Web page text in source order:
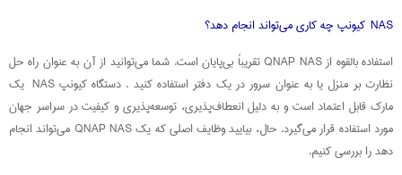
NAS کیونپ چه کاری می‌تواند انجام دهد؟
استفاده بالقوه از QNAP NAS تقریباً بی‌پایان است. شما می‌توانید از آن به عنوان راه حل
نظارت بر منزل یا به عنوان سرور در یک دفتر استفاده کنید . دستگاه کیونپ NAS یک
مارک قابل اعتماد است و به دلیل انعطاف‌پذیری، توسعه‌پذیری و کیفیت در سراسر جهان
مورد استفاده قرار می‌گیرد. حال، بیایید وظایف اصلی که یک QNAP NAS می‌تواند انجام
دهد را بررسی کنیم.